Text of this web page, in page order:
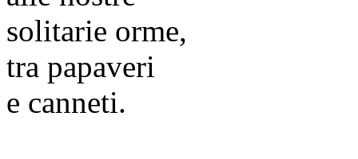
solitarie orme,
tra papaveri
e canneti.